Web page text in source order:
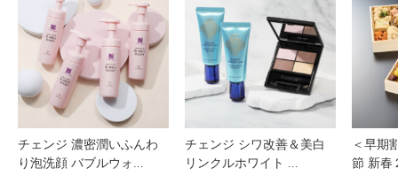
チェンジ 濃密潤いふんわ
り泡洗顔 バブルウォ...
チェンジ シワ改善＆美白
リンクルホワイト ...
＜早期
節 新春